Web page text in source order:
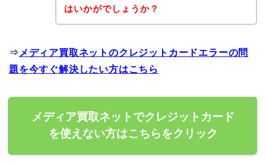
はいかがでしょうか？
⇒ メディア買取ネットのクレジットカードエラーの問
題を今すぐ解決したい方はこちら
メディア買取ネットでクレジットカード
を使えない方はこちらをクリック